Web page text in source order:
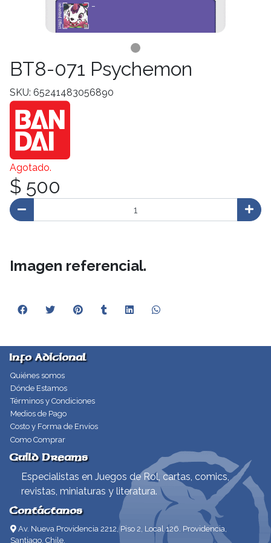
BT8-071 Psychemon
SKU: 65241483056890
Agotado.
$ 500
Imagen referencial.
Info Adicional
Quiénes somos
Dónde Estamos
Términos y Condiciones
Medios de Pago
Costo y Forma de Envíos
Como Comprar
Guild Dreams
Especialistas en Juegos de Rol, cartas, comics,
revistas, miniaturas y literatura.
Contáctanos
Av. Nueva Providencia 2212, Piso 2, Local 126. Providencia,
Santiago, Chile.